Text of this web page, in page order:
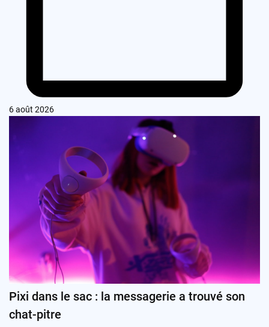
6 août 2026
Pixi dans le sac : la messagerie a trouvé son
chat-pitre